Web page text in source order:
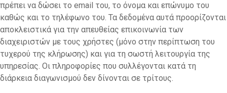
πρέπει να δώσει το email του, το όνομα και επώνυμο του
καθώς και το τηλέφωνο του. Τα δεδομένα αυτά προορίζονται
αποκλειστικά για την απευθείας επικοινωνία των
διαχειριστών με τους χρήστες (μόνο στην περίπτωση του
τυχερού της κλήρωσης) και για τη σωστή λειτουργία της
υπηρεσίας. Οι πληροφορίες που συλλέγονται κατά τη
διάρκεια διαγωνισμού δεν δίνονται σε τρίτους.